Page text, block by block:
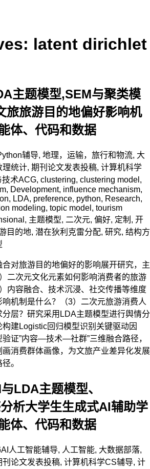
latent dirichlet
主题模型,SEM与聚类模
旅旅游目的地偏好影响机
体、代码和数据
辅导, 地理，运输，旅行和物流, 大
理统计, 期刊论文发表投稿, 计算机科学
技术ACG, clustering, clustering model ,
, Development, influence mechanism,
, LDA, preference, python, Research,
modeling, topic model , tourism
, 主题模型, 二次元, 偏好, 定制 , 开
目的地, 潜在狄利克雷分配, 研究, 结构方
对旅游目的地偏好的影响展开研究，主
二次元文化元素如何影响消费者的旅游
内容融合、技术沉浸、社交传播等维度
机制是什么？（3）二次元旅游消费人
层？研究采用LDA主题模型进行舆情分
建Logistic回归模型识别关键驱动因
证”内容—技术—社群”三维融合路径，
消费群体画像，为文旅产业差异化发展
。
LDA主题模型、
析大学生生成式AI辅助学
体、代码和数据
AI人工智能辅导, 人工智能, 大数据部落,
刊论文发表投稿, 计算机科学CS辅导, 计